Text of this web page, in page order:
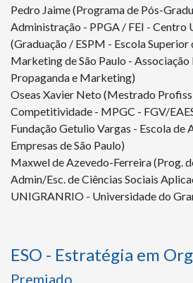
Pedro Jaime (Programa de Pós-
Administração - PPGA / FEI - Centro
(Graduação / ESPM - Escola Superior
Marketing de São Paulo - Associação
Propaganda e Marketing)
Oseas Xavier Neto (Mestrado
Competitividade - MPGC - FGV/
Fundação Getulio Vargas - Escola de
Empresas de São Paulo)
Maxwel de Azevedo-Ferreira (Prog.
Admin/Esc. de Ciências Sociais
UNIGRANRIO - Universidade do
ESO - Estratégia em
Premiado